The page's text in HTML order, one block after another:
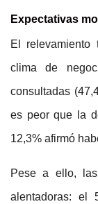
Expectativas
El relevamiento
clima de
consultadas
es peor que la
12,3% afirmó
Pese a ello,
alentadoras: el